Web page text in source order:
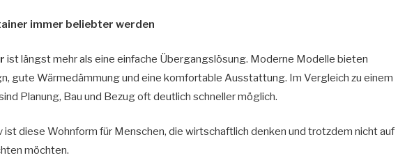
immer beliebter werden
ist längst mehr als eine einfache Übergangslösung. Moderne Modelle bieten
gute Wärmedämmung und eine komfortable Ausstattung. Im Vergleich zu einem
Planung, Bau und Bezug oft deutlich schneller möglich.
diese Wohnform für Menschen, die wirtschaftlich denken und trotzdem nicht auf
möchten.